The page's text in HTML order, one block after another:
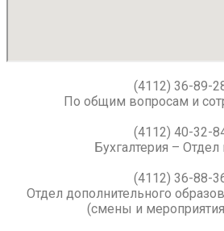
(4112) 36-89-
По общим вопросам и
(4112) 40-32-
Бухгалтерия – Отдел
(4112) 36-88-
Отдел дополнительного
(смены и